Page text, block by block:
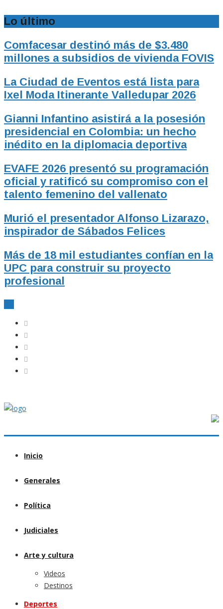
Lo último
Comfacesar destinó más de $3.480
millones a subsidios de vivienda FOVIS
La Ciudad de Eventos está lista para
Ixel Moda Itinerante Valledupar 2026
Gianni Infantino asistirá a la posesión
presidencial en Colombia: un hecho
inédito en la diplomacia deportiva
EVAFE 2026 presentó su programación
oficial y ratificó su compromiso con el
talento femenino del vallenato
Murió el presentador Alfonso Lizarazo,
inspirador de Sábados Felices
Más de 18 mil estudiantes confían en la
UPC para construir su proyecto
profesional
Inicio
Generales
Política
Judiciales
Arte y cultura
Videos
Destinos
Deportes